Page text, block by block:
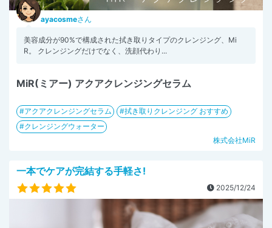
ayacosmeさん
美容成分が90%で構成された拭き取りタイプのクレンジング、Mi
R。 クレンジングだけでなく、洗顔代わり...
MiR(ミアー) アクアクレンジングセラム
アクアクレンジングセラム
拭き取りクレンジング おすすめ
クレンジングウォーター
株式会社MiR
一本でケアが完結する手軽さ!
2025/12/24